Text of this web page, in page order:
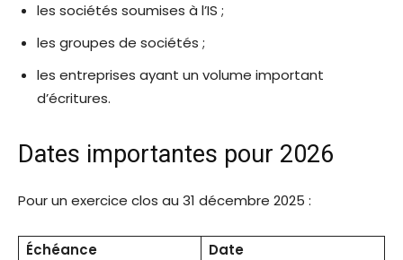
les sociétés soumises à l’IS ;
les groupes de sociétés ;
les entreprises ayant un volume important
d’écritures.
Dates importantes pour 2026
Pour un exercice clos au 31 décembre 2025 :
Échéance
Date